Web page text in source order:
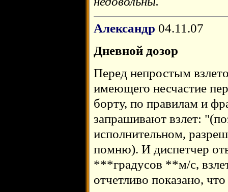
Александр 04.11.07
Дневной дозор
Перед непростым
имеющего несчастие
борту, по правилам и
запрашивают взлет:
исполнительном,
помню). И диспетчер
***градусов **м/с,
отчетливо показано,